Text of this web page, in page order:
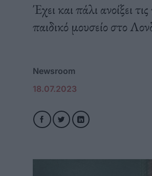
Έχει και πάλι ανοίξει
παιδικό μουσείο στο
Newsroom
18.07.2023